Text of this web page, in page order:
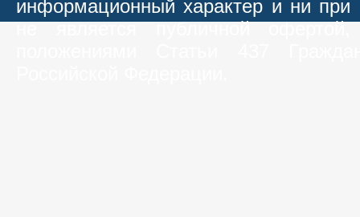
информационный характер и ни при
не является публичной офертой,